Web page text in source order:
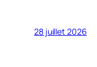
28 juillet 2026